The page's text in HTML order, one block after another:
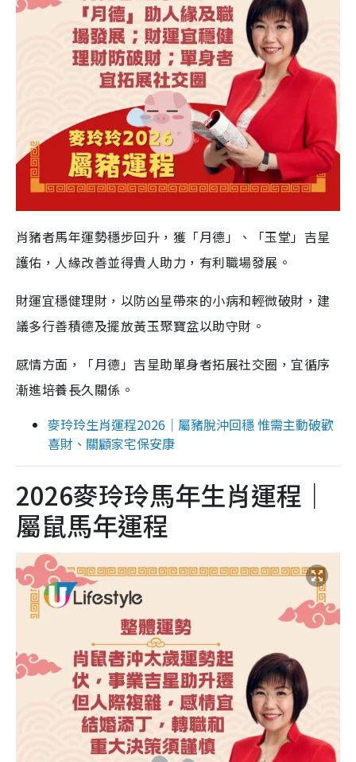
肖豬者馬年運勢穩步回升，獲「月德」、「玉堂」吉星
護佑，人緣改善並得貴人助力，有利職場發展。
財運宜穩健理財，以防凶星帶來的小病和輕微破財，建
議多行善積德及擺放黃玉聚寶盆以助守財。
感情方面，「月德」吉星助單身者拓展社交圈，宜循序
漸進培養長久關係。
麥玲玲生肖運程2026｜屬豬脫沖回穩 惟需主動破歡
喜財、關顧家宅保安康
2026麥玲玲馬年生肖運程｜
屬鼠馬年運程